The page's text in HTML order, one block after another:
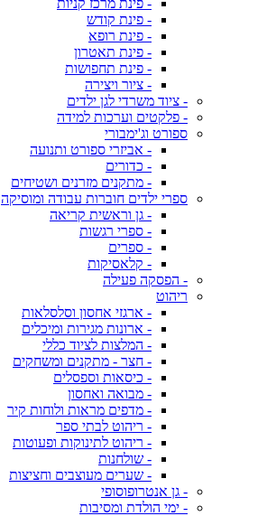
- פינת מרכז קניות
- פינת קודש
- פינת רופא
- פינת תאטרון
- פינת תחפושות
- ציור ויצירה
- ציוד משרדי לגן ילדים
- פלקטים וערכות למידה
ספורט וג'ימבורי
- אביזרי ספורט ותנועה
- כדורים
- מתקנים מזרנים ושטיחים
ספרי ילדים חוברות עבודה ומוסיקה
- גן וראשית קריאה
- ספרי רגשות
- ספרים
- קלאסיקות
- הפסקה פעילה
ריהוט
- ארגזי אחסון וסלסלאות
- ארונות מגירות ומיכלים
- המלצות לציוד כללי
- חצר - מתקנים ומשחקים
- כיסאות וספסלים
- מבואה ואחסון
- מדפים מראות ולוחות קיר
- ריהוט לבתי ספר
- ריהוט לתינוקות ופעוטות
- שולחנות
- שערים מעוצבים וחציצות
- גן אנטרופוסופי
- ימי הולדת ומסיבות